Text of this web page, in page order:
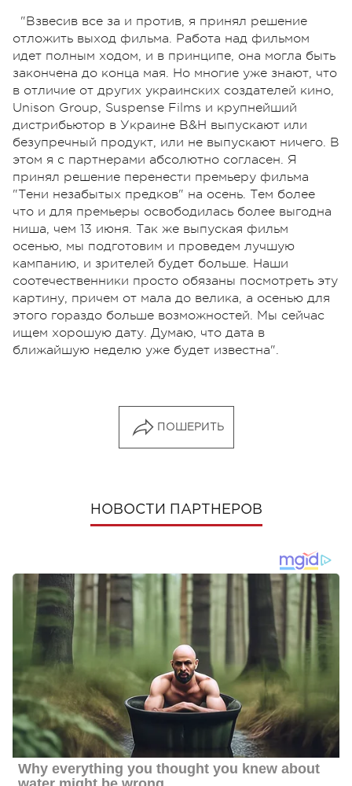
"Взвесив все за и против, я принял решение
отложить выход фильма. Работа над фильмом
идет полным ходом, и в принципе, она могла быть
закончена до конца мая. Но многие уже знают, что
в отличие от других украинских создателей кино,
Unison Group, Suspense Films и крупнейший
дистрибьютор в Украине B&H выпускают или
безупречный продукт, или не выпускают ничего. В
этом я с партнерами абсолютно согласен. Я
принял решение перенести премьеру фильма
"Тени незабытых предков" на осень. Тем более
что и для премьеры освободилась более выгодна
ниша, чем 13 июня. Так же выпуская фильм
осенью, мы подготовим и проведем лучшую
кампанию, и зрителей будет больше. Наши
соотечественники просто обязаны посмотреть эту
картину, причем от мала до велика, а осенью для
этого гораздо больше возможностей. Мы сейчас
ищем хорошую дату. Думаю, что дата в
ближайшую неделю уже будет известна".
ПОШЕРИТЬ
НОВОСТИ ПАРТНЕРОВ